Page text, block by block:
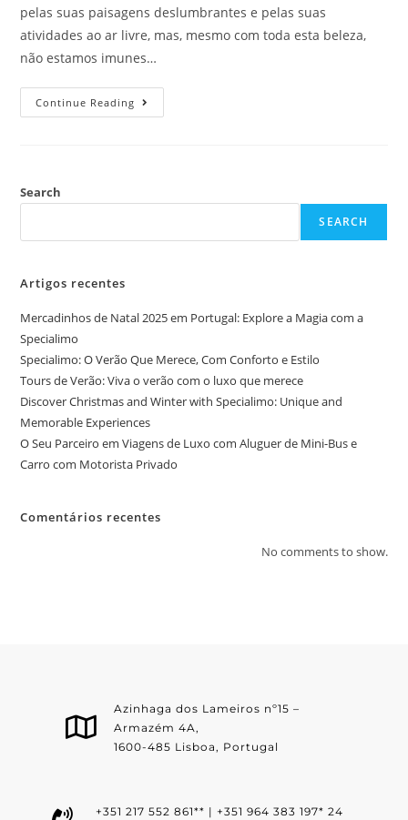
pelas suas paisagens deslumbrantes e pelas suas
atividades ao ar livre, mas, mesmo com toda esta beleza,
não estamos imunes…
Continue Reading
Search
SEARCH
Artigos recentes
Mercadinhos de Natal 2025 em Portugal: Explore a Magia com a
Specialimo
Specialimo: O Verão Que Merece, Com Conforto e Estilo
Tours de Verão: Viva o verão com o luxo que merece
Discover Christmas and Winter with Specialimo: Unique and
Memorable Experiences
O Seu Parceiro em Viagens de Luxo com Aluguer de Mini-Bus e
Carro com Motorista Privado
Comentários recentes
No comments to show.
Azinhaga dos Lameiros nº15 –
Armazém 4A,
1600-485 Lisboa, Portugal
+351 217 552 861** | +351 964 383 197* 24